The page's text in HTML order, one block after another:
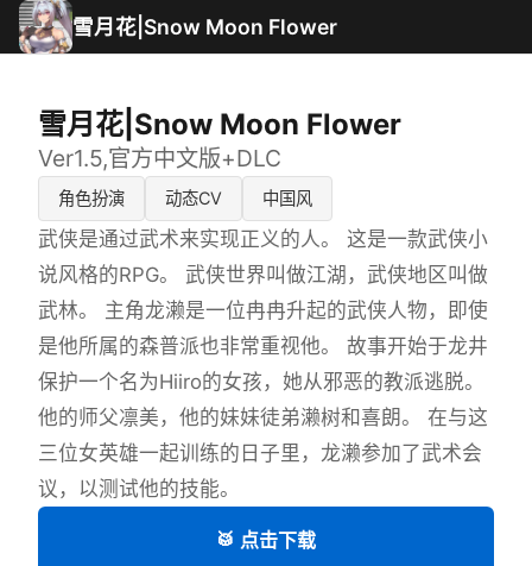
雪月花|Snow Moon Flower
雪月花|Snow Moon Flower
Ver1.5,官方中文版+DLC
角色扮演 动态CV 中国风
武侠是通过武术来实现正义的人。 这是一款武侠小
说风格的RPG。 武侠世界叫做江湖，武侠地区叫做
武林。 主角龙濑是一位冉冉升起的武侠人物，即使
是他所属的森普派也非常重视他。 故事开始于龙井
保护一个名为Hiiro的女孩，她从邪恶的教派逃脱。
他的师父凛美，他的妹妹徒弟濑树和喜朗。 在与这
三位女英雄一起训练的日子里，龙濑参加了武术会
议，以测试他的技能。
🥁 点击下载